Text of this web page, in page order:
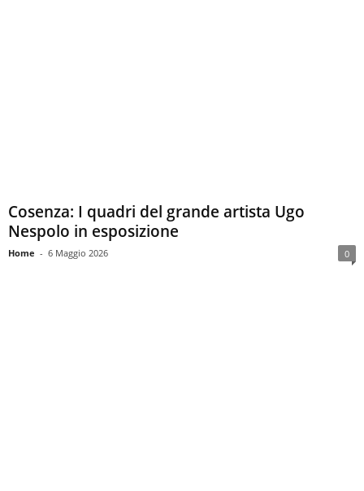
Cosenza: I quadri del grande artista Ugo
Nespolo in esposizione
Home - 6 Maggio 2026 0